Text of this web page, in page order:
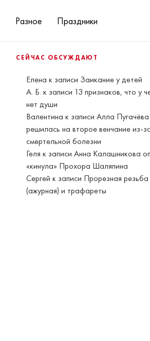
Разное Праздники
СЕЙЧАС ОБСУЖДАЮТ
Елена к записи Заикание у детей
А. Б. к записи 13 признаков, что у
нет души
Валентина к записиАлла Пугачёва
решилась на второе венчание из-
смертельной болезни
Геля к записиАнна Калашникова
«кинула» Прохора Шаляпина
Сергей к записи Прорезная резьба
(ажурная) и трафареты